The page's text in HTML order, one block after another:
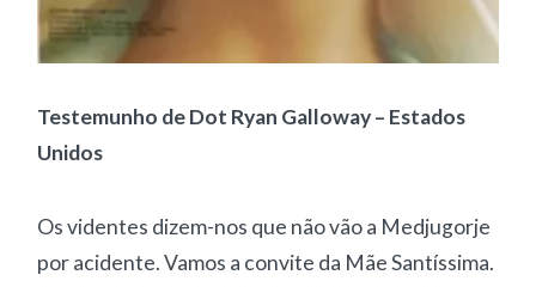
Testemunho de Dot Ryan Galloway – Estados
Unidos
Os videntes dizem-nos que não vão a Medjugorje
por acidente. Vamos a convite da Mãe Santíssima.